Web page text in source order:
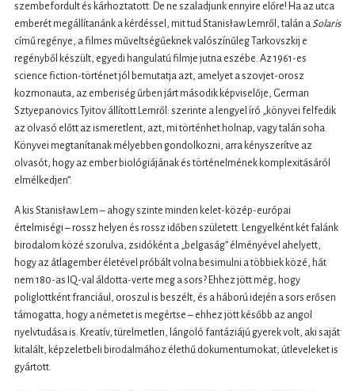
szembefordult és kárhoztatott. De ne szaladjunk ennyire előre! Ha az utca
emberét megállítanánk a kérdéssel, mit tud Stanisław Lemről, talán a Solaris
című regénye, a filmes műveltségűeknek valószínűleg Tarkovszkij e
regényből készült, egyedi hangulatú filmje jutna eszébe. Az 1961-es
science fiction-történet jól bemutatja azt, amelyet a szovjet-orosz
kozmonauta, az emberiség űrben járt második képviselője, German
Sztyepanovics Tyitov állított Lemről: szerinte a lengyel író „könyvei felfedik
az olvasó előtt az ismeretlent, azt, mi történhet holnap, vagy talán soha.
Könyvei megtanítanak mélyebben gondolkozni, arra kényszerítve az
olvasót, hogy az ember biológiájának és történelmének komplexitásáról
elmélkedjen”.
A kis Stanisław Lem – ahogy szinte minden kelet-közép-európai
értelmiségi – rossz helyen és rossz időben született. Lengyelként két falánk
birodalom közé szorulva, zsidóként a „belgaság” élményével ahelyett,
hogy az átlagember életével próbált volna besimulni a többiek közé, hát
nem 180-as IQ-val áldotta-verte meg a sors? Ehhez jött még, hogy
poliglottként franciául, oroszul is beszélt, és a háború idején a sors erősen
támogatta, hogy a németet is megértse – ehhez jött később az angol
nyelvtudása is. Kreatív, türelmetlen, lángoló fantáziájú gyerek volt, aki saját
kitalált, képzeletbeli birodalmához élethű dokumentumokat, útleveleket is
gyártott.